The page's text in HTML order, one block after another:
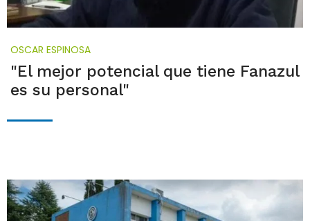
OSCAR ESPINOSA
"El mejor potencial que tiene Fanazul
es su personal"